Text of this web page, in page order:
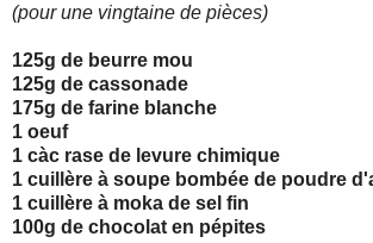
(pour une vingtaine de pièces)
125g de beurre mou
125g de cassonade
175g de farine blanche
1 oeuf
1 càc rase de levure chimique
1 cuillère à soupe bombée de poudre
1 cuillère à moka de sel fin
100g de chocolat en pépites